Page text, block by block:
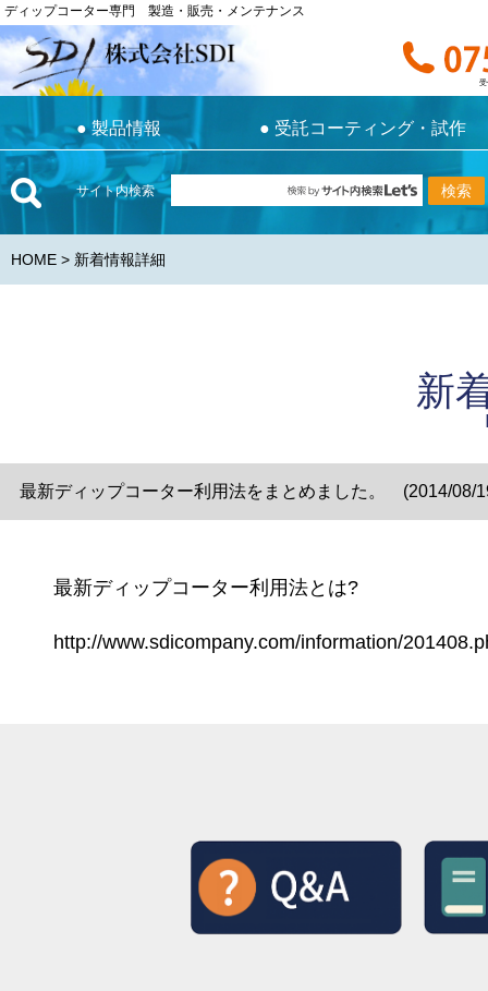
ディップコーター専門 製造・販売・メンテナンス
受
●製品情報 ● 受託コーティング・試作
ディップコーター専門 製造・販売・メンテナンス
受付時間
●製品情報 受託コーティング・試作
サイト内検索
HOME> 新着情報詳細
新
最新ディップコーター利用法をまとめました。 (2014/08/
最新ディップコーター利用法とは?
http://www.sdicompany.com/information/